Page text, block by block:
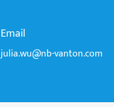
Email
julia.wu@nb-vanton.com